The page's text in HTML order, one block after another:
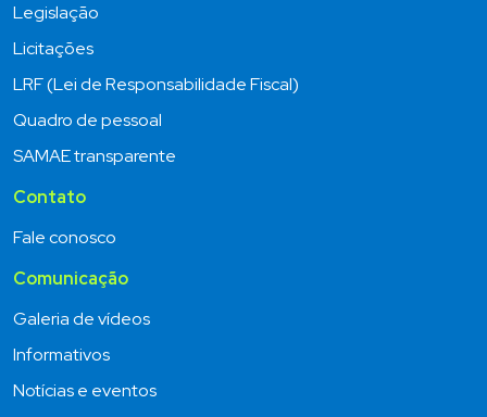
Legislação
Licitações
LRF (Lei de Responsabilidade Fiscal)
Quadro de pessoal
SAMAE transparente
Contato
Fale conosco
Comunicação
Galeria de vídeos
Informativos
Notícias e eventos